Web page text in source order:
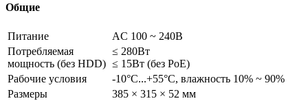
Общие
Питание
AC 100 ~ 240В
Потребляемая
мощность (без HDD)
≤ 280Вт
≤ 15Вт (без PoE)
Рабочие условия
-10°C...+55°C, влажность 10% ~ 90%
Размеры
385 × 315 × 52 мм